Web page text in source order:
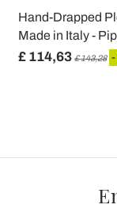
Hand-Drapped
Made in Italy -
£ 114,63 £ 143,28